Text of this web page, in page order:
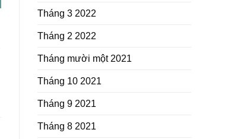
Tháng 3 2022
Tháng 2 2022
Tháng mười một 2021
Tháng 10 2021
Tháng 9 2021
Tháng 8 2021